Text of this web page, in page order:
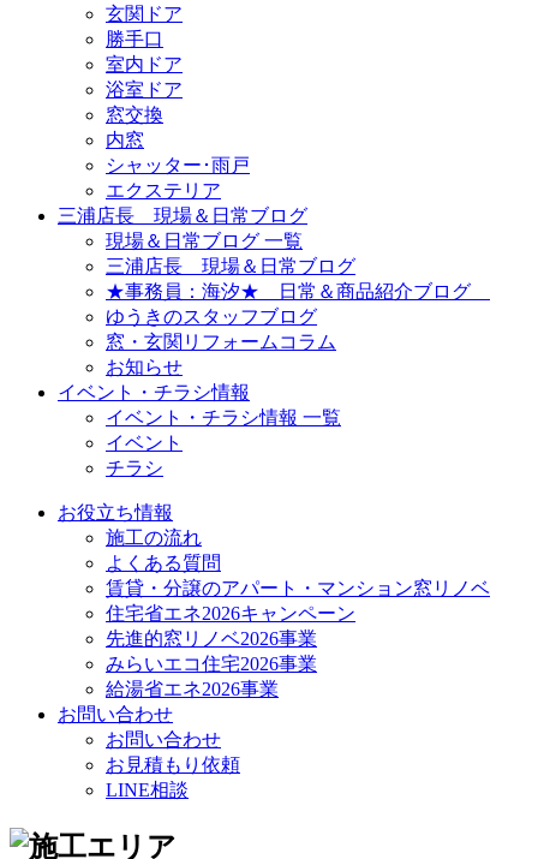
玄関ドア
勝手口
室内ドア
浴室ドア
窓交換
内窓
シャッター･雨戸
エクステリア
三浦店長 現場＆日常ブログ
現場＆日常ブログ 一覧
三浦店長 現場＆日常ブログ
★事務員：海汐★ 日常＆商品紹介ブログ
ゆうきのスタッフブログ
窓・玄関リフォームコラム
お知らせ
イベント・チラシ情報
イベント・チラシ情報 一覧
イベント
チラシ
お役立ち情報
施工の流れ
よくある質問
賃貸・分譲のアパート・マンション窓リノベ
住宅省エネ2026キャンペーン
先進的窓リノベ2026事業
みらいエコ住宅2026事業
給湯省エネ2026事業
お問い合わせ
お問い合わせ
お見積もり依頼
LINE相談